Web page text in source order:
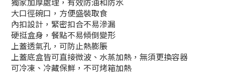
大口徑碗口，方便盛裝取食
內扣設計，緊密扣合不易滲漏
硬挺盒身，餐點不易傾倒變形
上蓋透氣孔，可防止熱膨脹
上蓋底盒皆可直接微波、水蒸加熱，無須更換容器
可冷凍、冷藏保鮮，不可烤箱加熱